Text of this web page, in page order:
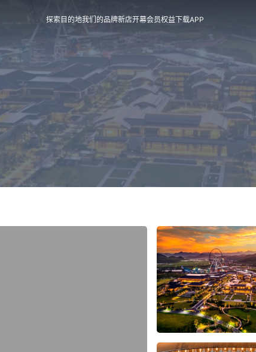
探索目的地我们的品牌新店开幕会员权益下载APP